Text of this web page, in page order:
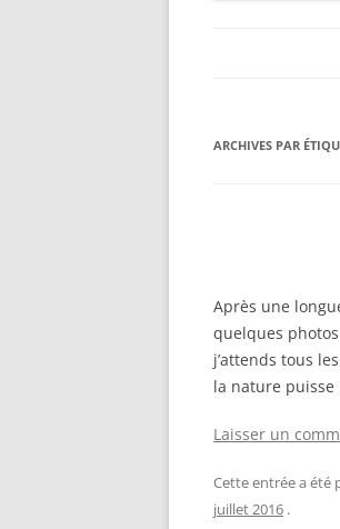
ARCHIVES PAR
Après une
quelques
j’attends tous
la nature
Laisser un
Cette entrée a été
juillet 2016 .